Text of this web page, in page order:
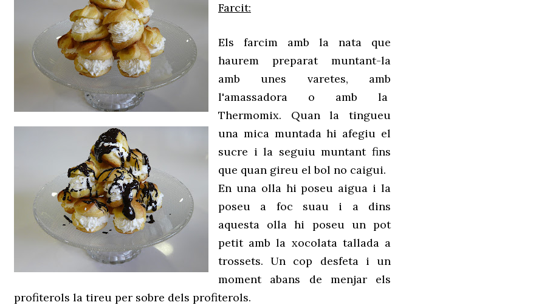
Farcit:
Els farcim amb la nata que
haurem preparat muntant-la
amb unes varetes, amb
l'amassadora o amb la
Thermomix. Quan la tingueu
una mica muntada hi afegiu el
sucre i la seguiu muntant fins
que quan gireu el bol no caigui.
En una olla hi poseu aigua i la
poseu a foc suau i a dins
aquesta olla hi poseu un pot
petit amb la xocolata tallada a
trossets. Un cop desfeta i un
moment abans de menjar els
profiterols la tireu per sobre dels profiterols.